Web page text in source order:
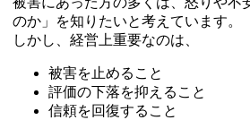
のか」を知りたいと考えています。
しかし、経営上重要なのは、
被害を止めること
評価の下落を抑えること
信頼を回復すること